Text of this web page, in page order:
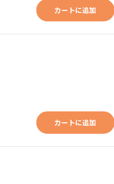
カートに追加
カートに追加